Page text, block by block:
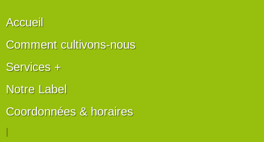
Accueil
Comment cultivons-nous
Services +
Notre Label
Coordonnées & horaires